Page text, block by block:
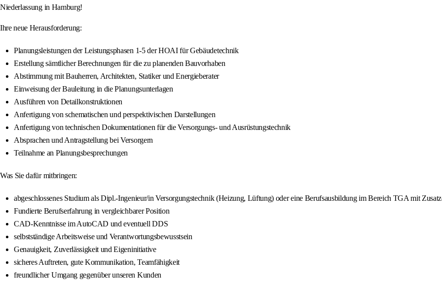
Niederlassung in Hamburg!
Ihre neue Herausforderung:
Planungsleistungen der Leistungsphasen 1-5 der HOAI für Gebäudetechnik
Erstellung sämtlicher Berechnungen für die zu planenden Bauvorhaben
Abstimmung mit Bauherren, Architekten, Statiker und Energieberater
Einweisung der Bauleitung in die Planungsunterlagen
Ausführen von Detailkonstruktionen
Anfertigung von schematischen und perspektivischen Darstellungen
Anfertigung von technischen Dokumentationen für die Versorgungs- und Ausrüstungstechnik
Absprachen und Antragstellung bei Versorgern
Teilnahme an Planungsbesprechungen
Was Sie dafür mitbringen:
abgeschlossenes Studium als Dipl.-Ingenieur/in Versorgungstechnik (Heizung, Lüftung) oder eine Berufsausbildung im Bereich TGA mit
Fundierte Berufserfahrung in vergleichbarer Position
CAD-Kenntnisse im AutoCAD und eventuell DDS
selbstständige Arbeitsweise und Verantwortungsbewusstsein
Genauigkeit, Zuverlässigkeit und Eigeninitiative
sicheres Auftreten, gute Kommunikation, Teamfähigkeit
freundlicher Umgang gegenüber unseren Kunden